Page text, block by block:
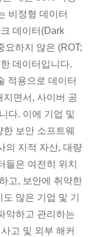
비정형 데이터
데이터(Dark
요하지 않은 (ROT;
데이터입니다.
적용으로 데이터
면서, 사이버 공
다. 이에 기업 및
보안 소프트웨
의 지적 자산, 대량
들은 여전히 위치
고, 보안에 취약한
많은 기업 및 기
악하고 관리하는
고 및 외부 해커